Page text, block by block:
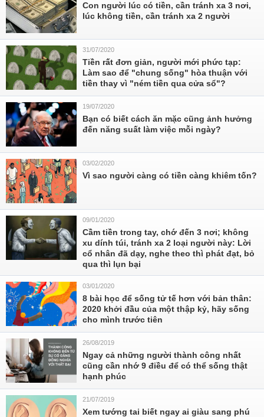
Con người lúc có tiền, cần tránh xa 3 nơi,
lúc không tiền, cần tránh xa 2 người
31/07/2020
Tiền rất đơn giản, người mới phức tạp:
Làm sao để "chung sống" hòa thuận với
tiền thay vì "ném tiền qua cửa sổ"?
19/07/2020
Bạn có biết cách ăn mặc cũng ảnh hưởng
đến năng suất làm việc mỗi ngày?
03/02/2020
Vì sao người càng có tiền càng khiêm tốn?
09/01/2020
Cầm tiền trong tay, chớ đến 3 nơi; không
xu dính túi, tránh xa 2 loại người này: Lời
cổ nhân đã dạy, nghe theo thì phát đạt, bỏ
qua thì lụn bại
03/01/2020
8 bài học để sống tử tế hơn với bản thân:
2020 khởi đầu của một thập kỷ, hãy sống
cho mình trước tiên
26/08/2019
Ngay cả những người thành công nhất
cũng cần nhớ 9 điều để có thể sống thật
hạnh phúc
21/07/2019
Xem tướng tai biết ngay ai giàu sang phú